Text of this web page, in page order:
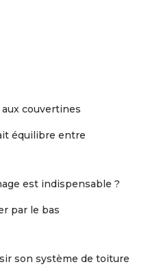
couvertines
équilibre entre
est indispensable ?
par le bas
son système de toiture